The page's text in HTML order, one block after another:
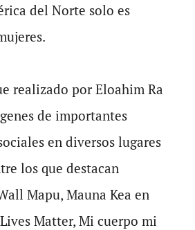
del Norte solo es
realizado por Eloahim Ra
de importantes
en diversos lugares
los que destacan
Mapu, Mauna Kea en
Matter, Mi cuerpo mi